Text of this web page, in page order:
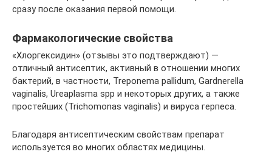
сразу после оказания первой помощи.
Фармакологические свойства
«Хлоргексидин» (отзывы это подтверждают) —
отличный антисептик, активный в отношении многих
бактерий, в частности, Treponema pallidum, Gardnerella
vaginalis, Ureaplasma spp и некоторых других, а также
простейших (Trichomonas vaginalis) и вируса герпеса.
Благодаря антисептическим свойствам препарат
используется во многих областях медицины.